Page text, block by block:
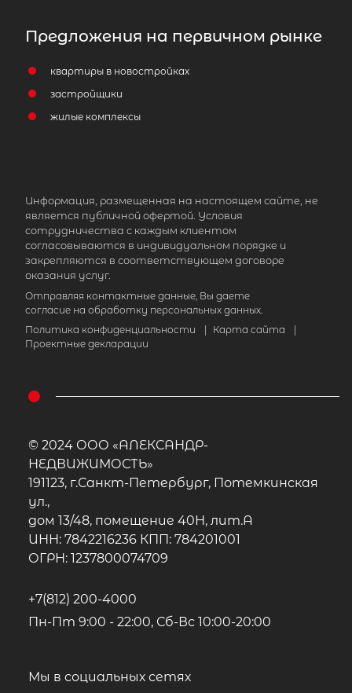
Предложения на первичном рынке
квартиры в новостройках
застройщики
жилые комплексы
Информация, размещенная на настоящем сайте, не
является публичной офертой. Условия
сотрудничества с каждым клиентом
согласовываются в индивидуальном порядке и
закрепляются в соответствующем договоре
оказания услуг.
Отправляя контактные данные, Вы даете
согласие на обработку персональных данных.
Политика конфиденциальности
Карта сайта
Проектные декларации
© 2024 ООО «АЛЕКСАНДР-
НЕДВИЖИМОСТЬ»
191123, г.Санкт-Петербург, Потемкинская
ул.,
дом 13/48, помещение 40Н, лит.А
ИНН: 7842216236 КПП: 784201001
ОГРН: 1237800074709
+7(812) 200-4000
Пн-Пт 9:00 - 22:00, Сб-Вс 10:00-20:00
Мы в социальных сетях